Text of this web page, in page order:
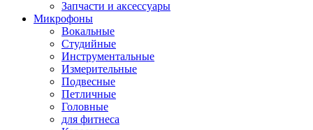
Запчасти и аксессуары
Микрофоны
Вокальные
Студийные
Инструментальные
Измерительные
Подвесные
Петличные
Головные
для фитнеса